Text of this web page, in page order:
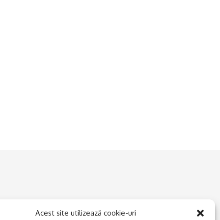
Acest site utilizează cookie-uri